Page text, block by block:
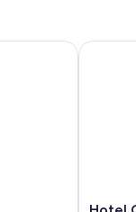
tumbonas
Hotel
Hotel